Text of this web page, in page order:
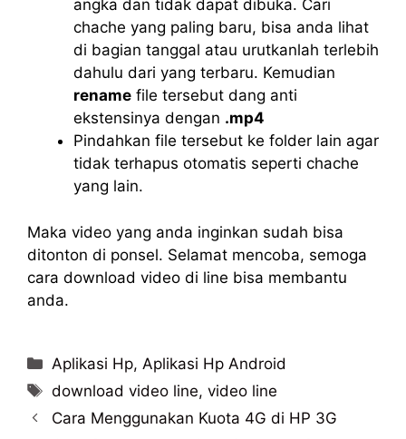
angka dan tidak dapat dibuka. Cari
chache yang paling baru, bisa anda lihat
di bagian tanggal atau urutkanlah terlebih
dahulu dari yang terbaru. Kemudian
rename file tersebut dang anti
ekstensinya dengan .mp4
Pindahkan file tersebut ke folder lain agar
tidak terhapus otomatis seperti chache
yang lain.
Maka video yang anda inginkan sudah bisa
ditonton di ponsel. Selamat mencoba, semoga
cara download video di line bisa membantu
anda.
Categories
Aplikasi Hp,Aplikasi Hp Android
Tags
download video line,video line
Cara Menggunakan Kuota 4G di HP 3G